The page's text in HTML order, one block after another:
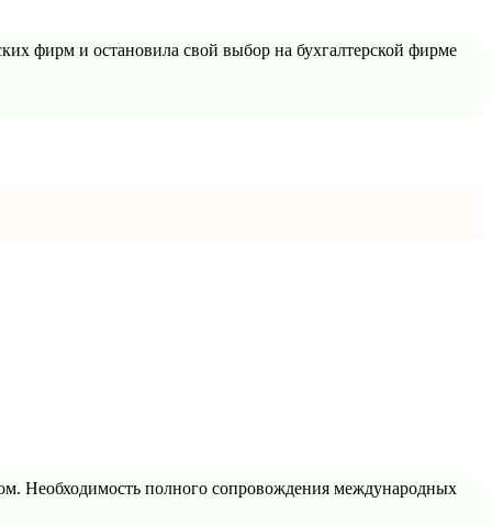
фирм и остановила свой выбор на бухгалтерской фирме
Необходимость полного сопровождения международных